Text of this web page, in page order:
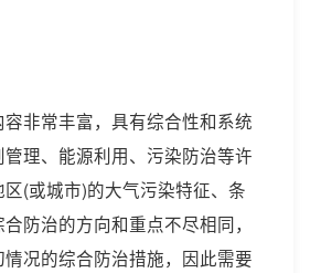
非常丰富，具有综合性和系统
理、能源利用、污染防治等许
(或城市)的大气污染特征、条
防治的方向和重点不尽相同，
况的综合防治措施，因此需要